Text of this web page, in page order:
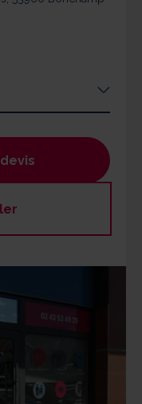
12h30 / 13h30 - 17h
12h30 / 13h30 - 17h
12h30 / 13h30 - 17h
12h30 / 13h30 - 17h
par les